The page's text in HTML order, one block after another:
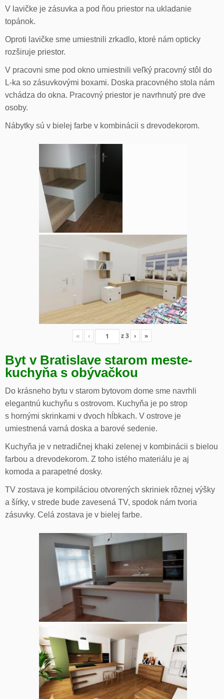
V lavičke je zásuvka a pod ňou priestor na ukladanie
topánok.
Oproti lavičke sme umiestnili zrkadlo, ktoré nám opticky
rozširuje priestor.
V pracovni sme pod okno umiestnili veľký pracovný stôl do
L-ka so zásuvkovými boxami. Doska pracovného stola nám
vchádza do okna. Pracovný priestor je navrhnutý pre dve
osoby.
Nábytky sú v bielej farbe v kombinácii s drevodekorom.
« ‹ z3 › »
Byt v Bratislave starom meste-
kuchyňa s obývačkou
Do krásneho bytu v starom bytovom dome sme navrhli
elegantnú kuchyňu s ostrovom. Kuchyňa je po strop
s hornými skrinkami v dvoch hĺbkach. V ostrove je
umiestnená varná doska a barové sedenie.
Kuchyňa je v netradičnej khaki zelenej v kombinácii s bielou
farbou a drevodekorom. Z toho istého materiálu je aj
komoda a parapetné dosky.
TV zostava je kompiláciou otvorených skriniek rôznej výšky
a šírky, v strede bude zavesená TV, spodok nám tvoria
zásuvky. Celá zostava je v bielej farbe.